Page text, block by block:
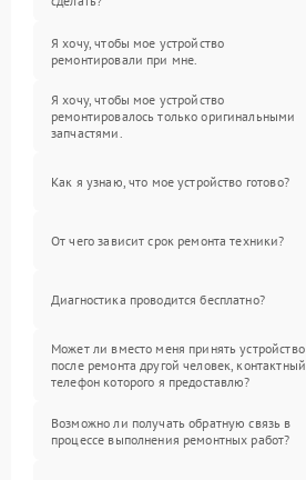
Я хочу, чтобы мое устройство
ремонтировали при мне.
Я хочу, чтобы мое устройство
ремонтировалось только оригинальными
запчастями.
Как я узнаю, что мое устройство готово?
От чего зависит срок ремонта техники?
Диагностика проводится бесплатно?
Может ли вместо меня принять устройство
после ремонта другой человек, контактный
телефон которого я предоставлю?
Возможно ли получать обратную связь в
процессе выполнения ремонтных работ?